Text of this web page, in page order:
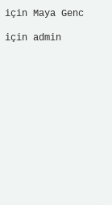
için Maya Genc
için admin